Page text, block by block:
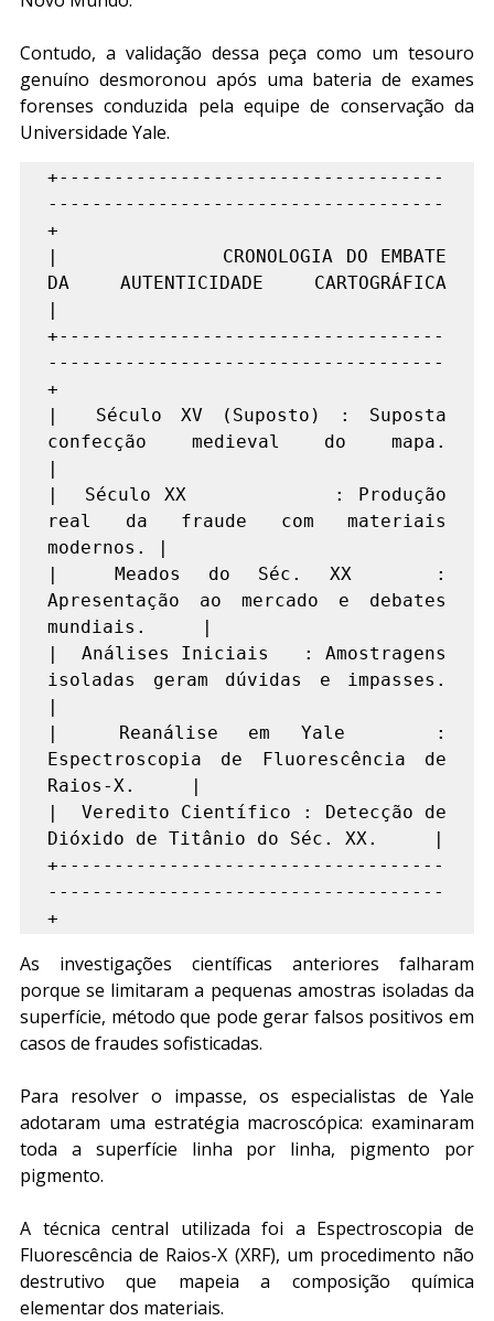
Contudo, a validação dessa peça como um tesouro
genuíno desmoronou após uma bateria de exames
forenses conduzida pela equipe de conservação da
Universidade Yale.
+-----------------------------------
------------------------------------
+
|             CRONOLOGIA DO EMBATE
DA AUTENTICIDADE CARTOGRÁFICA
|
+-----------------------------------
------------------------------------
+
|  Século XV (Suposto) : Suposta
confecção medieval do mapa.
|
|  Século XX           : Produção
real da fraude com materiais
modernos. |
|  Meados do Séc. XX   :
Apresentação ao mercado e debates
mundiais.     |
|  Análises Iniciais   : Amostragens
isoladas geram dúvidas e impasses.
|
|  Reanálise em Yale   :
Espectroscopia de Fluorescência de
Raios-X.     |
|  Veredito Científico : Detecção de
Dióxido de Titânio do Séc. XX.     |
+-----------------------------------
------------------------------------
As investigações científicas anteriores falharam
porque se limitaram a pequenas amostras isoladas da
superfície, método que pode gerar falsos positivos em
casos de fraudes sofisticadas.
Para resolver o impasse, os especialistas de Yale
adotaram uma estratégia macroscópica: examinaram
toda a superfície linha por linha, pigmento por
pigmento.
A técnica central utilizada foi a Espectroscopia de
Fluorescência de Raios-X (XRF), um procedimento não
destrutivo que mapeia a composição química
elementar dos materiais.